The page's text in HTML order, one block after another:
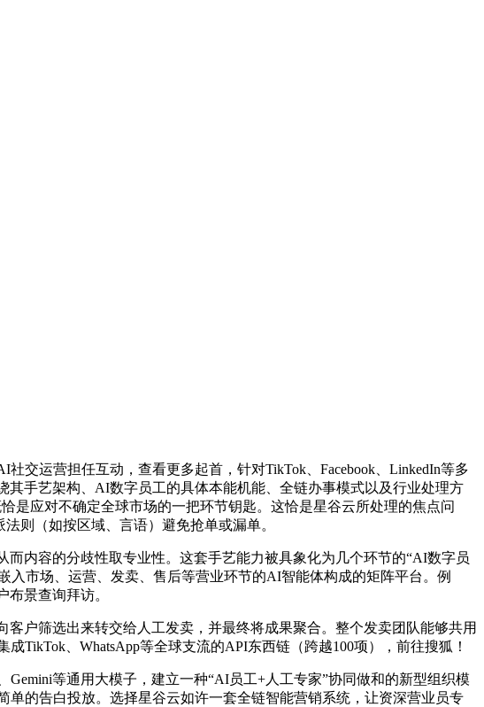
运营担任互动，查看更多起首，针对TikTok、Facebook、LinkedIn等多
手艺架构、AI数字员工的具体本能机能、全链办事模式以及行业处理方
是应对不确定全球市场的一把环节钥匙。这恰是星谷云所处理的焦点问
则（如按区域、言语）避免抢单或漏单。
内容的分歧性取专业性。这套手艺能力被具象化为几个环节的“AI数字员
市场、运营、发卖、售后等营业环节的AI智能体构成的矩阵平台。例
景查询拜访。
户筛选出来转交给人工发卖，并最终将成果聚合。整个发卖团队能够共用
TikTok、WhatsApp等全球支流的API东西链（跨越100项），前往搜狐！
等通用大模子，建立一种“AI员工+人工专家”协同做和的新型组织模
的告白投放。选择星谷云如许一套全链智能营销系统，让资深营业员专